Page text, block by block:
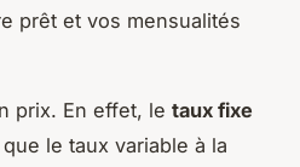
prêt et vos mensualités
prix. En effet, le taux fixe
le taux variable à la